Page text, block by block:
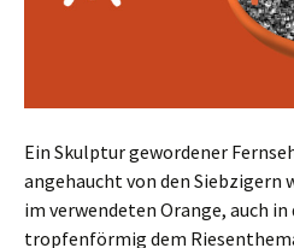
Ein Skulptur gewordener
angehaucht von den Siebzigern
im verwendeten Orange, auch in
tropfenförmig dem